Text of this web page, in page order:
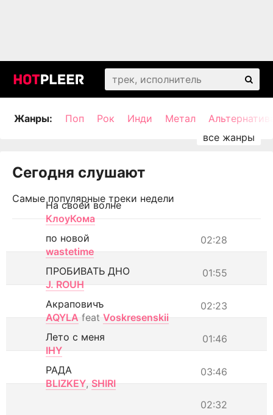
Жанры: Поп Рок Инди Метал
Сегодня слушают
Самые популярные треки недели
На своей волне
КлоуКома
02:28
по новой
wastetime
01:55
ПРОБИВАТЬ ДНО
J. ROUH
02:23
Акраповичъ
AQYLA feat Voskresenskii
01:46
Лето с меня
IHY
03:46
РАДА
BLIZKEY, SHIRI
02:32